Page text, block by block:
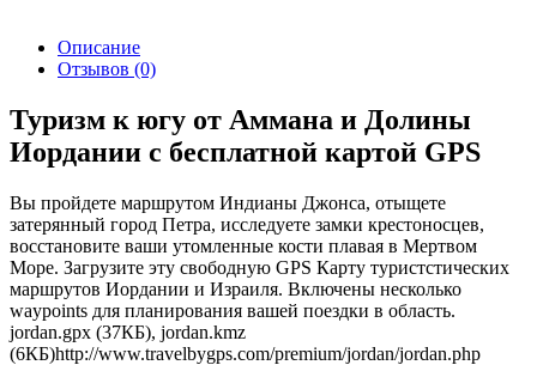
Описание
Отзывов (0)
Туризм к югу от Аммана и Долины
Иордании с бесплатной картой GPS
Вы пройдете маршрутом Индианы Джонса, отыщете
затерянный город Петра, исследуете замки крестоносцев,
восстановите ваши утомленные кости плавая в Мертвом
Море. Загрузите эту свободную GPS Карту туристстических
маршрутов Иордании и Израиля. Включены несколько
waypoints для планирования вашей поездки в область.
jordan.gpx (37КБ), jordan.kmz
(6КБ)http://www.travelbygps.com/premium/jordan/jordan.php